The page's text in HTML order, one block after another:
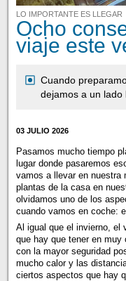
LO IMPORTANTE ES LLEGAR
Ocho
viaje este
Cuando
dejamos a un lado
03 JULIO 2026
Pasamos mucho tiempo
lugar donde pasaremos
vamos a llevar en nuestra
plantas de la casa en
olvidamos uno de los
cuando vamos en coche:
Al igual que el invierno, el
que hay que tener en muy
con la mayor seguridad
mucho calor y las
ciertos aspectos que hay